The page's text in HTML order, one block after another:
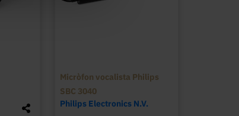
Micròfon vocalista Philips
SBC 3040
Philips Electronics N.V.